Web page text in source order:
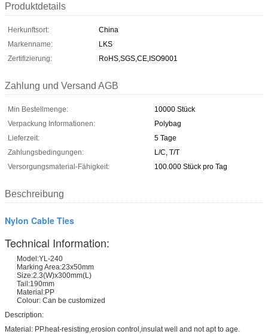
Produktdetails
Herkunftsort:
China
Markenname:
LKS
Zertifizierung:
RoHS,SGS,CE,ISO9001
Zahlung und Versand AGB
Min Bestellmenge:
10000 Stück
Verpackung Informationen:
Polybag
Lieferzeit:
5 Tage
Zahlungsbedingungen:
L/C, T/T
Versorgungsmaterial-Fähigkeit:
100.000 Stück pro Tag
Beschreibung
Nylon Cable Ties
Technical Information:
Model:YL-240
Marking Area:23x50mm
Size:2.3(W)x300mm(L)
Tail:190mm
Material:PP
Colour: Can be customized
Description:
Material: PP.heat-resisting,erosion control,insulat well and not apt to age.